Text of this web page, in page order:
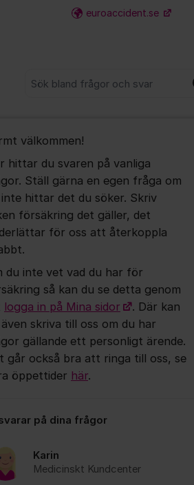
euroaccident.se Fler
kommentaren
för inlägg/kommentar
för inlägg/kommentar
välkommen!
hittar du svaren på vanliga
Ställ gärna en egen fråga om
hittar det du söker. Skriv
försäkring det gäller, det
för oss att återkoppla
du inte vet vad du har för
så kan du se detta genom
logga in på Mina sidor
. Där kan
skriva till oss om du har
gällande ett personligt ärende.
går också bra att ringa till oss, se
öppettider här.
på dina frågor
Karin
Medicinskt Kundcenter